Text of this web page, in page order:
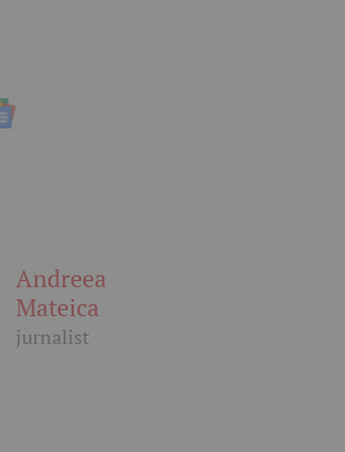
Andreea
Mateica
jurnalist